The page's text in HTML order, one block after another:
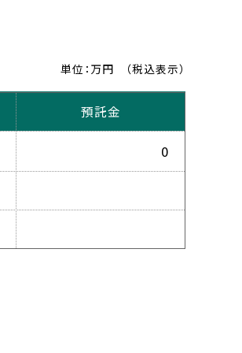
単位：万円 （税込表示）
預託金
0